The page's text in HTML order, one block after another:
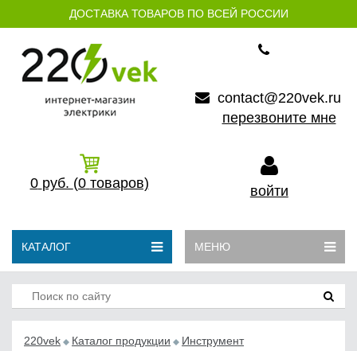
ДОСТАВКА ТОВАРОВ ПО ВСЕЙ РОССИИ
contact@220vek.ru
перезвоните мне
0 руб. (0 товаров) войти
КАТАЛОГ МЕНЮ
220vek Каталог продукции
Инструмент